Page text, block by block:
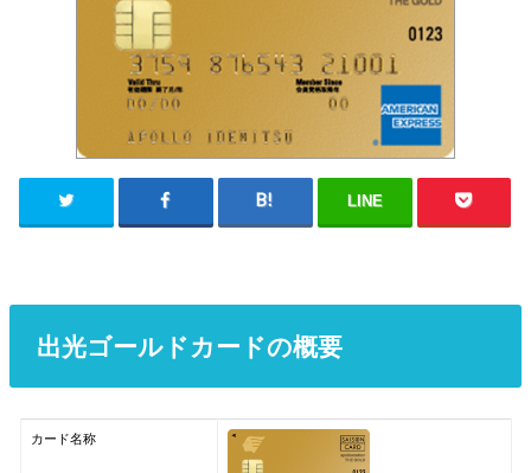
LINE
出光ゴールドカードの概要
カード名称